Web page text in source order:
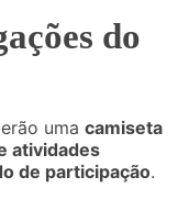
do
uma camiseta
atividades
de participação.